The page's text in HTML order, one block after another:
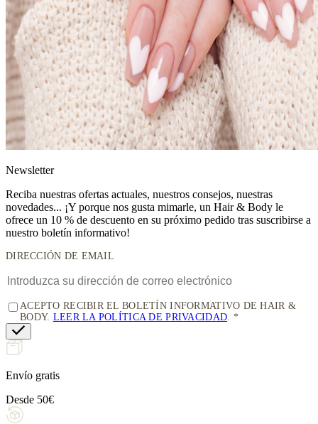
Newsletter
Reciba nuestras ofertas actuales, nuestros consejos, nuestras
novedades... ¡Y porque nos gusta mimarle, un Hair & Body le
ofrece un 10 % de descuento en su próximo pedido tras suscribirse a
nuestro boletín informativo!
DIRECCIÓN DE EMAIL
ACEPTO RECIBIR EL BOLETÍN INFORMATIVO DE HAIR &
BODY. LEER LA POLÍTICA DE PRIVACIDAD
Envío gratis
Desde 50€